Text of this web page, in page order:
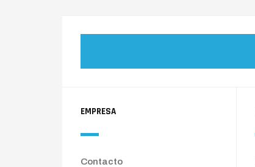
EMPRESA
Contacto